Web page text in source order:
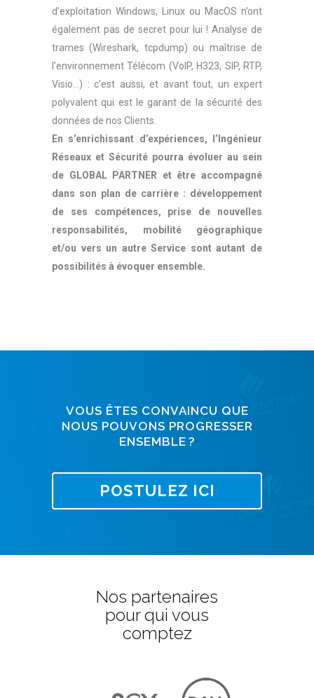
d’exploitation Windows, Linux ou MacOS n’ont
également pas de secret pour lui ! Analyse de
trames (Wireshark, tcpdump) ou maîtrise de
l’environnement Télécom (VoIP, H323, SIP, RTP,
Visio…) : c’est aussi, et avant tout, un expert
polyvalent qui est le garant de la sécurité des
données de nos Clients.
En s’enrichissant d’expériences, l’Ingénieur
Réseaux et Sécurité pourra évoluer au sein
de GLOBAL PARTNER et être accompagné
dans son plan de carrière : développement
de ses compétences, prise de nouvelles
responsabilités, mobilité géographique
et/ou vers un autre Service sont autant de
possibilités à évoquer ensemble.
VOUS ÊTES CONVAINCU QUE
NOUS POUVONS PROGRESSER
ENSEMBLE ?
POSTULEZ ICI
Nos partenaires
pour qui vous
comptez